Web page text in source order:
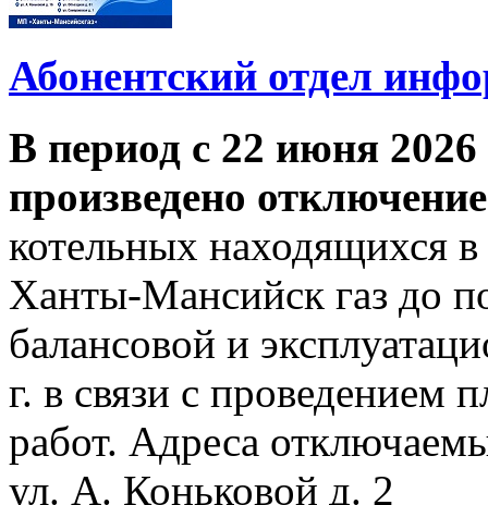
Абонентский отдел
В период с 22 июня 2026
произведено
котельных находящихся
Ханты-Мансийск газ до
балансовой и
г. в связи с проведением
работ. Адреса
ул. А. Коньковой д. 2